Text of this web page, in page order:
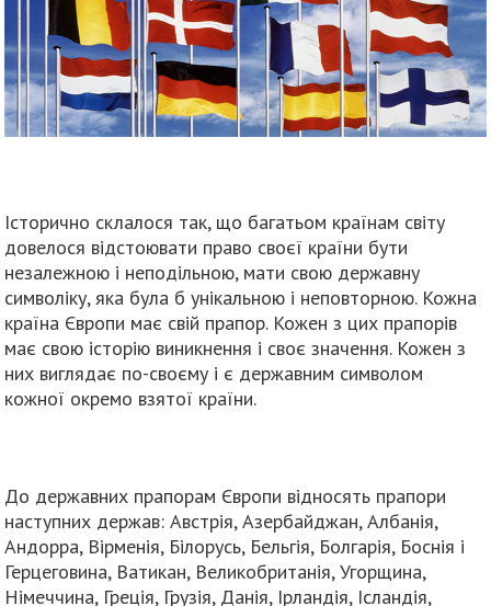
Історично склалося так, що багатьом країнам світу
довелося відстоювати право своєї країни бути
незалежною і неподільною, мати свою державну
символіку, яка була б унікальною і неповторною. Кожна
країна Європи має свій прапор. Кожен з цих прапорів
має свою історію виникнення і своє значення. Кожен з
них виглядає по-своєму і є державним символом
кожної окремо взятої країни.
До державних прапорам Європи відносять прапори
наступних держав: Австрія, Азербайджан, Албанія,
Андорра, Вірменія, Білорусь, Бельгія, Болгарія, Боснія і
Герцеговина, Ватикан, Великобританія, Угорщина,
Німеччина, Греція, Грузія, Данія, Ірландія, Ісландія,